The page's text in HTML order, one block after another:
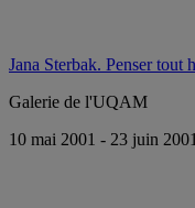
Jana Sterbak. Penser tout
Galerie de l'UQAM
10 mai 2001 - 23 juin 2001